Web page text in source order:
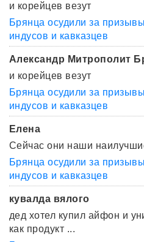
и корейцев везут
Брянца осудили за
индусов и кавказцев
Александр Митрополит
и корейцев везут
Брянца осудили за
индусов и кавказцев
Елена
Сейчас они наши
Брянца осудили за
индусов и кавказцев
кувалда вялого
дед хотел купил айфон и
как продукт ...